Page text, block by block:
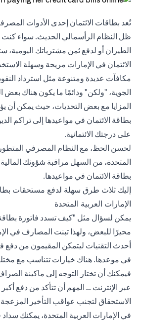
تُعد بطاقات الائتمان إحدى الأدوات
ظل النظام الرأسمالي الحديث. سواء كنت
الطيران أو لدفع ثمن مشترياتك اليومية،
الائتمان في الإمارات مريحة وسهلة
مكافآت عديدة ومتنوعة مثل استرداد
الجوية، "ولكن" ودائمًا ما يكون هناك بعض
المزايا مع بعض التحديات، حيث يمكن أن
بطاقة الائتمان في مواعيدها إلى تراكم
على درجتك الائتمانية.
لحسن الحظ، مع النظام المصرفي المتطور
المتحدة، من السهل مراقبة شؤونك
بطاقة الائتمان في مواعيدها.
إليك ثلاث طرق سهلة لدفع مستحقات
الإمارات العربية المتحدة
يمكن لسؤال مثل "كيف تسدد فاتورة بطاقة
محيرًا للبعض، ولهذا تبنت المصارف في
أحدث التقنيات ليتمكن المقيمون من دفع
في موعدها. هناك خيارات تتناسب مع
فيمكنك أن تختار التوجه إلى ماكينة
عبر الإنترنت ــ المهم أن تتأكد من دفع
الاستحقاق لتجنب عواقب التأخير
في الإمارات العربية المتحدة، يمكنك سداد